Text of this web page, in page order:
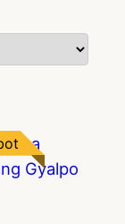
Produkt
im